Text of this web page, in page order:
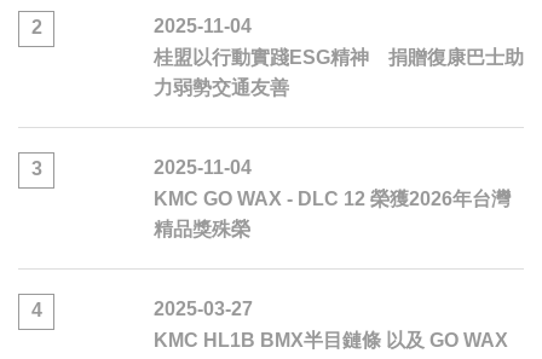
2
2025-11-04
桂盟以行動實踐ESG精神 捐贈復康巴士助
力弱勢交通友善
3
2025-11-04
KMC GO WAX - DLC 12 榮獲2026年台灣
精品獎殊榮
4
2025-03-27
KMC HL1B BMX半目鏈條 以及 GO WAX